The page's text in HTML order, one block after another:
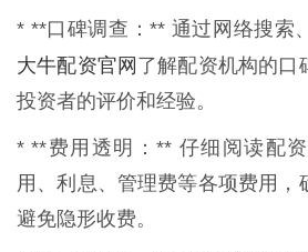
* **口碑调查：** 通过网络搜索
大牛配资官网了解配资机构的口
投资者的评价和经验。
* **费用透明：** 仔细阅读配
用、利息、管理费等各项费用，
避免隐形收费。